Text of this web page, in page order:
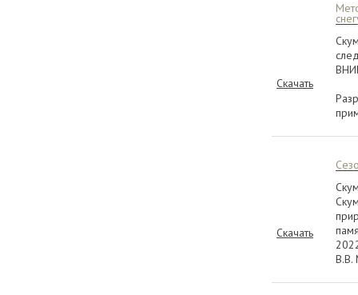
Скачать
Скачать
В.В.